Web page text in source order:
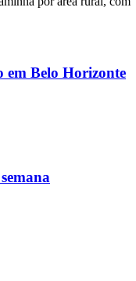
em Belo Horizonte